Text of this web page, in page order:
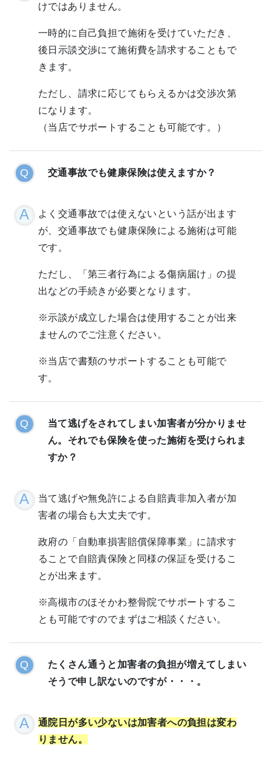
けではありません。
一時的に自己負担で施術を受けていただき、
後日示談交渉にて施術費を請求することもで
きます。
ただし、請求に応じてもらえるかは交渉次第
になります。
（当店でサポートすることも可能です。）
交通事故でも健康保険は使えますか？
よく交通事故では使えないという話が出ます
が、交通事故でも健康保険による施術は可能
です。
ただし、「第三者行為による傷病届け」の提
出などの手続きが必要となります。
※示談が成立した場合は使用することが出来
ませんのでご注意ください。
※当店で書類のサポートすることも可能で
す。
当て逃げをされてしまい加害者が分かりませ
ん。それでも保険を使った施術を受けられま
すか？
当て逃げや無免許による自賠責非加入者が加
害者の場合も大丈夫です。
政府の「自動車損害賠償保障事業」に請求す
ることで自賠責保険と同様の保証を受けるこ
とが出来ます。
※高槻市のほそかわ整骨院でサポートするこ
とも可能ですのでまずはご相談ください。
たくさん通うと加害者の負担が増えてしまい
そうで申し訳ないのですが・・・。
通院日が多い少ないは加害者への負担は変わ
りません。